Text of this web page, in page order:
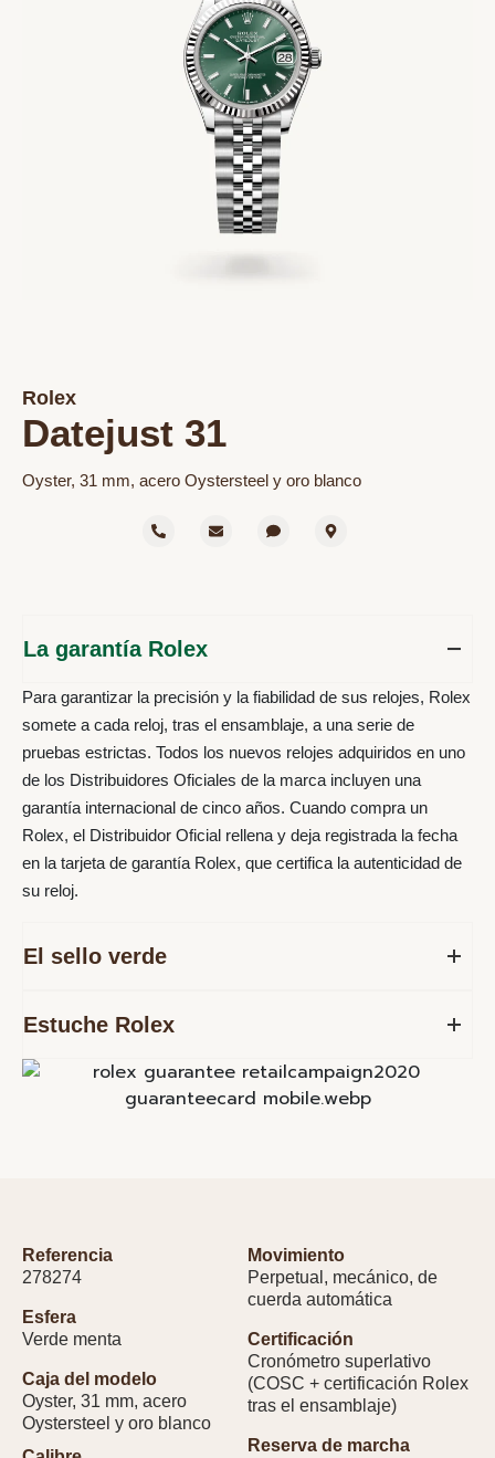
Rolex
Datejust 31
Oyster, 31 mm, acero Oystersteel y oro blanco
La garantía Rolex
Para garantizar la precisión y la fiabilidad de sus relojes, Rolex
somete a cada reloj, tras el ensamblaje, a una serie de
pruebas estrictas. Todos los nuevos relojes adquiridos en uno
de los Distribuidores Oficiales de la marca incluyen una
garantía internacional de cinco años. Cuando compra un
Rolex, el Distribuidor Oficial rellena y deja registrada la fecha
en la tarjeta de garantía Rolex, que certifica la autenticidad de
su reloj.
El sello verde
Estuche Rolex
Referencia
278274
Esfera
Verde menta
Caja del modelo
Oyster, 31 mm, acero
Oystersteel y oro blanco
Movimiento
Perpetual, mecánico, de
cuerda automática
Certificación
Cronómetro superlativo
(COSC + certificación Rolex
tras el ensamblaje)
Reserva de marcha